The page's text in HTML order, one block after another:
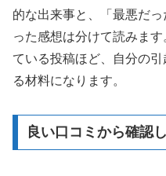
的な出来事と、「最悪だ
った感想は分けて読みま
ている投稿ほど、自分の
る材料になります。
良い口コミから確認